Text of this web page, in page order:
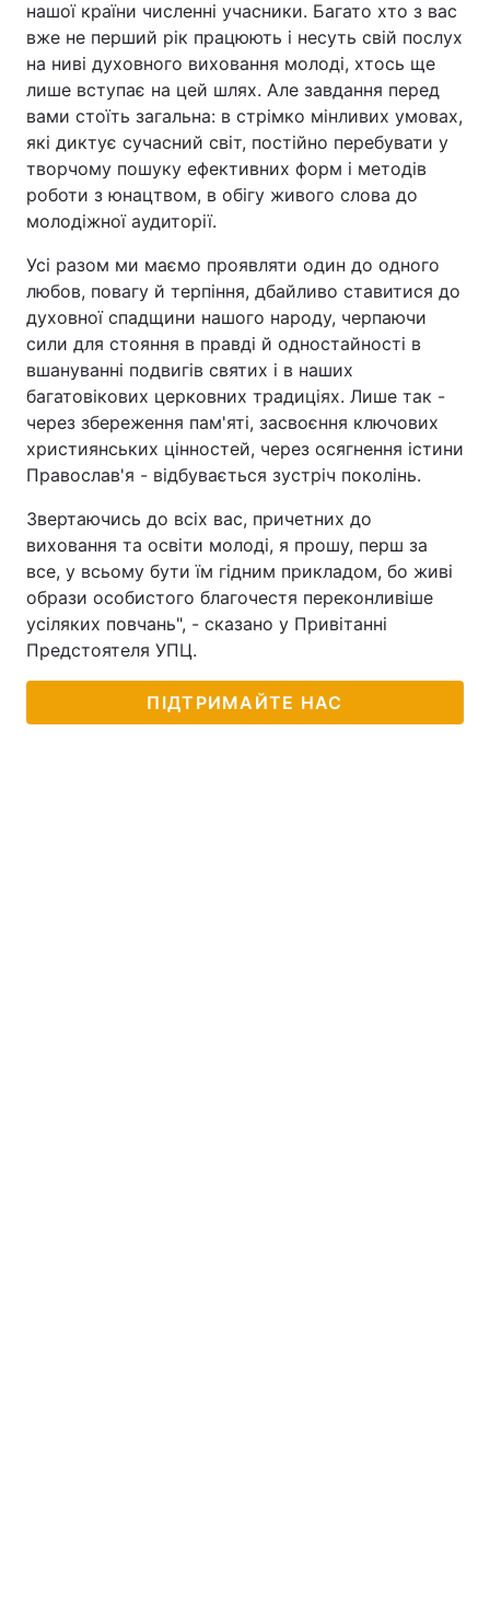
нашої країни численні учасники. Багато хто з вас
вже не перший рік працюють і несуть свій послух
на ниві духовного виховання молоді, хтось ще
лише вступає на цей шлях. Але завдання перед
вами стоїть загальна: в стрімко мінливих умовах,
які диктує сучасний світ, постійно перебувати у
творчому пошуку ефективних форм і методів
роботи з юнацтвом, в обігу живого слова до
молодіжної аудиторії.
Усі разом ми маємо проявляти один до одного
любов, повагу й терпіння, дбайливо ставитися до
духовної спадщини нашого народу, черпаючи
сили для стояння в правді й одностайності в
вшануванні подвигів святих і в наших
багатовікових церковних традиціях. Лише так -
через збереження пам'яті, засвоєння ключових
християнських цінностей, через осягнення істини
Православ'я - відбувається зустріч поколінь.
Звертаючись до всіх вас, причетних до
виховання та освіти молоді, я прошу, перш за
все, у всьому бути їм гідним прикладом, бо живі
образи особистого благочестя переконливіше
усіляких повчань", - сказано у Привітанні
Предстоятеля УПЦ.
ПІДТРИМАЙТЕ НАС